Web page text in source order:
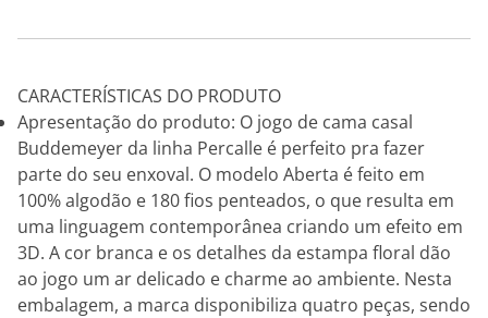
CARACTERÍSTICAS DO PRODUTO
Apresentação do produto: O jogo de cama casal
Buddemeyer da linha Percalle é perfeito pra fazer
parte do seu enxoval. O modelo Aberta é feito em
100% algodão e 180 fios penteados, o que resulta em
uma linguagem contemporânea criando um efeito em
3D. A cor branca e os detalhes da estampa floral dão
ao jogo um ar delicado e charme ao ambiente. Nesta
embalagem, a marca disponibiliza quatro peças, sendo